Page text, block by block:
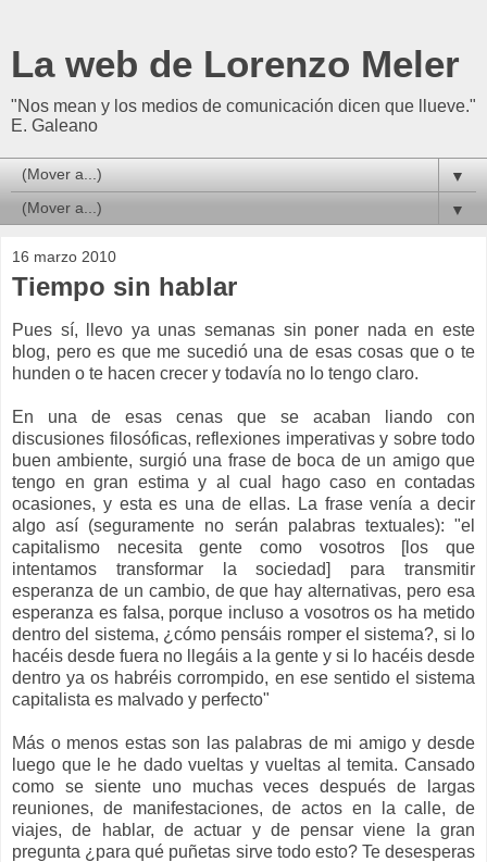
La web de Lorenzo Meler
"Nos mean y los medios de comunicación dicen que llueve."
E. Galeano
▼
▼
16 marzo 2010
Tiempo sin hablar
Pues sí, llevo ya unas semanas sin poner nada en este
blog, pero es que me sucedió una de esas cosas que o te
hunden o te hacen crecer y todavía no lo tengo claro.
En una de esas cenas que se acaban liando con
discusiones filosóficas, reflexiones imperativas y sobre todo
buen ambiente, surgió una frase de boca de un amigo que
tengo en gran estima y al cual hago caso en contadas
ocasiones, y esta es una de ellas. La frase venía a decir
algo así (seguramente no serán palabras textuales): "el
capitalismo necesita gente como vosotros [los que
intentamos transformar la sociedad] para transmitir
esperanza de un cambio, de que hay alternativas, pero esa
esperanza es falsa, porque incluso a vosotros os ha metido
dentro del sistema, ¿cómo pensáis romper el sistema?, si lo
hacéis desde fuera no llegáis a la gente y si lo hacéis desde
dentro ya os habréis corrompido, en ese sentido el sistema
capitalista es malvado y perfecto"
Más o menos estas son las palabras de mi amigo y desde
luego que le he dado vueltas y vueltas al temita. Cansado
como se siente uno muchas veces después de largas
reuniones, de manifestaciones, de actos en la calle, de
viajes, de hablar, de actuar y de pensar viene la gran
pregunta ¿para qué puñetas sirve todo esto? Te desesperas